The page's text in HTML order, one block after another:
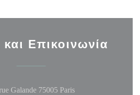
Επικοινωνία
Galande 75005 Paris((ανοίγει σε νέο